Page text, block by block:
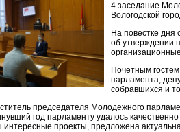
4 заседание
Вологодской
На повестке дня
об утверждении
Почетным
парламента,
собравшихся и
председателя Молодежного
год парламенту удалось
проекты, предложена